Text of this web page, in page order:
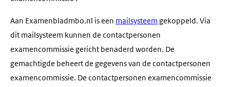
Aan Examenbladmbo.nl is een mailsysteem gekoppeld. Via
dit mailsysteem kunnen de contactpersonen
examencommissie gericht benaderd worden. De
gemachtigde beheert de gegevens van de contactpersonen
examencommissie. De contactpersonen examencommissie